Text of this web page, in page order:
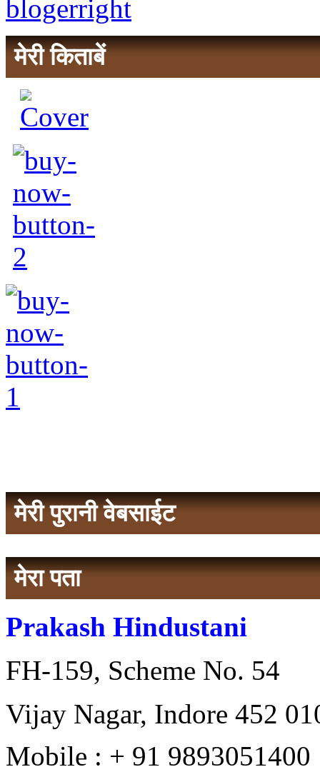
मेरी किताबें
मेरी पुरानी वेबसाईट
मेरा पता
Prakash Hindustani
FH-159, Scheme No. 54
Vijay Nagar, Indore 452
Mobile : + 91 9893051400